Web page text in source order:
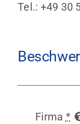
Tel.: +49 30
Firma *